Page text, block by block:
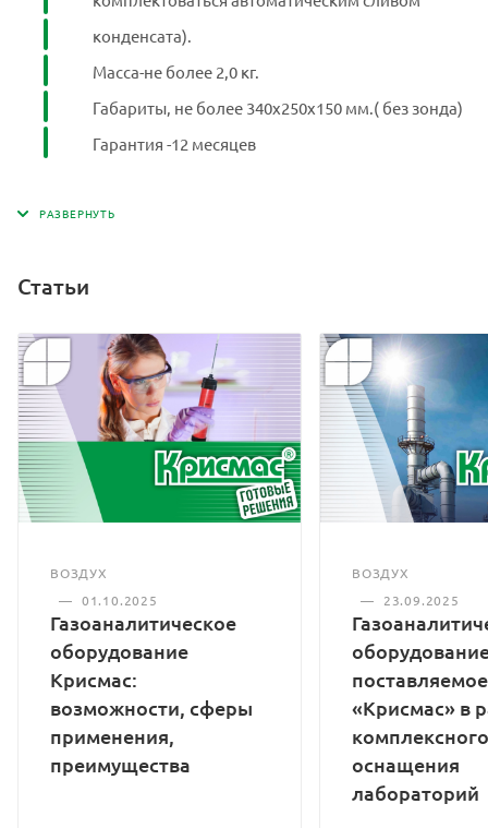
конденсата).
Масса-не более 2,0 кг.
Габариты, не более 340х250х150 мм.( без зонда)
Гарантия -12 месяцев
Статьи
ВОЗДУХ
— 01.10.2025
Газоаналитическое
оборудование
Крисмас:
возможности, сферы
применения,
преимущества
ВОЗДУХ
—
23.09.2025
«Крисмас» в
комплексного
оснащения
лабораторий